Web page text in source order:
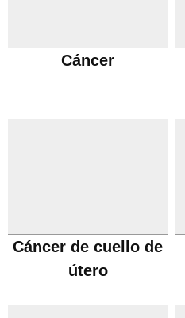
Cáncer
Cáncer de cuello de
útero